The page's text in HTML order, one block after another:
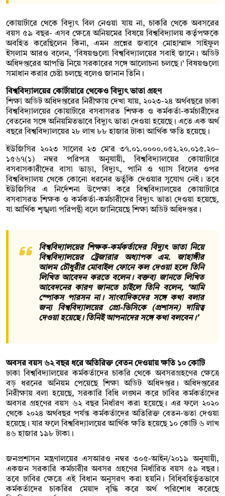
কোয়ার্টারে থেকে বিদ্যুৎ বিল নেওয়া যায় না, চাকরি থেকে অবসরের
বয়স ৫৯ বছর- এসব ক্ষেত্রে অনিয়মের বিষয়ে বিশ্ববিদ্যালয় কর্তৃপক্ষকে
অবহিত করেছিলেন কিনা, এমন প্রশ্নের জবাবে মোহাম্মাদ সাইফুল
ইসলাম আরও বলেন, ‘বিষয়গুলো বিশ্ববিদ্যালয়ের সবাই জানে। অডিট
অধিদপ্তরের আপত্তি নিয়ে সরকারের সঙ্গে আলোচনা চলছে।’ বিষয়গুলো
সমাধান করার চেষ্টা চলছে বলেও জানান তিনি।
বিশ্ববিদ্যালয়ের কোর্টায়ারে থেকেও বিদ্যুৎ ভাতা গ্রহণ
শিক্ষা অডিট অধিদপ্তরের নিরীক্ষায় দেখা যায়, ২০২৩-২৪ অর্থবছরে ঢাকা
বিশ্ববিদ্যালয়ের কোয়ার্টারে বসবাসরত শিক্ষক ও কর্মকর্তা-কর্মচারীদের
বেতনের সঙ্গে অনিয়মিতভাবে বিদ্যুৎ ভাতা দেওয়া হয়েছে। এতে এক অর্থ
বছরে বিশ্ববিদ্যালয়ের ২৮ লাখ ৮৮ হাজার টাকা আর্থিক ক্ষতি হয়েছে।
ইউজিসির ২০২৩ সালের ২৩ মে’র ৩৭.০১.০০০০.০৫২.২০.০১৫.২০–
১৫৬৭(১) নম্বর পরিপত্র অনুযায়ী, বিশ্ববিদ্যালয়ের কোয়ার্টারে
বসবাসকারীদের বাসা ভাড়া, বিদ্যুৎ, পানি ও গ্যাস বিলের ওপর
বিশ্ববিদ্যালয় থেকে কোনো ধরনের ভর্তুকি দেওয়ার সুযোগ নেই। তবে
ইউজিসির এ নির্দেশনা উপেক্ষা করে বিশ্ববিদ্যালয়ের কোয়ার্টারে
বসবাসরত শিক্ষক ও কর্মকর্তা-কর্মচারীদের বিদ্যুৎ ভাতা দেওয়া হয়েছে,
যা আর্থিক শৃঙ্খলা পরিপন্থী বলে জানিয়েছে শিক্ষা অডিট অধিদপ্তর।
বিশ্ববিদ্যালয়ের শিক্ষক-কর্মকর্তাদের বিদ্যুৎ ভাতা নিয়ে
বিশ্ববিদ্যালয়ের ট্রেজারার অধ্যাপক এম. জাহাঙ্গীর
আলম চৌধুরীর মোবাইল ফোনে কল দেওয়া হলে তিনি
লিখিত আবেদন করতে বলেন। বক্তব্য জানতে লিখিত
আবেদনের কারণ জানতে চাইলে তিনি বলেন, ‘আমি
স্পোকস পারসন না। সাংবাদিকদের সঙ্গে কথা বলার
জন্য বিশ্ববিদ্যালয়ের প্রো-ভিসিকে (প্রশাসন) দায়িত্ব
দেওয়া হয়েছে। তিনিই আপনাদের সঙ্গে কথা বলবেন।’
অবসর বয়স ৬২ বছর ধরে অতিরিক্ত বেতন দেওয়ায় ক্ষতি ১০ কোটি
ঢাকা বিশ্ববিদ্যালয়ের কর্মকর্তাদের চাকরি থেকে অবসরগ্রহণের ক্ষেত্রে
বড় ধরনের অনিয়ম পেয়েছে শিক্ষা অডিট অধিদপ্তর। অধিদপ্তরের
নিরীক্ষায় বলা হয়েছে, সরকারি বিধি লঙ্ঘন করে ঢাবির কর্মকর্তাদের
অবসর গ্রহণের বয়স ৬২ বছর নির্ধারণ করা হয়েছে। এর ফলে ২০২০
থেকে ২০২৪ অর্থবছর পর্যন্ত কর্মকর্তাদের অতিরিক্ত বেতন-ভতা দেওয়া
হয়েছে। যার ফলে বিশ্ববিদ্যালয়ের আর্থিক ক্ষতি হয়েছে ১০ কোটি ৬ লাখ
৪৬ হাজার ১৯৮ টাকা।
জনপ্রশাসন মন্ত্রণালয়ের এসআরও নম্বর ৩০৫-আইন/২০১৯ অনুযায়ী,
একজন সরকারি কর্মচারীর অবসর গ্রহণের নির্ধারিত বয়স ৫৯ বছর।
তবে ঢাবির ক্ষেত্রে এই বিধান অনুসরণ করা হয়নি। বিধিবহির্ভূতভাবে
কর্মকর্তাদের চাকরির মেয়াদ বৃদ্ধি করে অর্থ পরিশোধ করেছে